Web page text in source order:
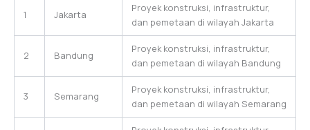
1 Jakarta
Proyek konstruksi, infrastruktur,
dan pemetaan di wilayah Jakarta
2 Bandung
Proyek konstruksi, infrastruktur,
dan pemetaan di wilayah Bandung
3 Semarang
Proyek konstruksi, infrastruktur,
dan pemetaan di wilayah Semarang